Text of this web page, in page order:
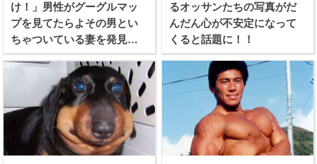
け！」男性がグーグルマッ
プを見てたらよその男とい
ちゃついている妻を発見し
てしまう！！
るオッサンたちの写真がだ
んだん心が不安定になって
くると話題に！！